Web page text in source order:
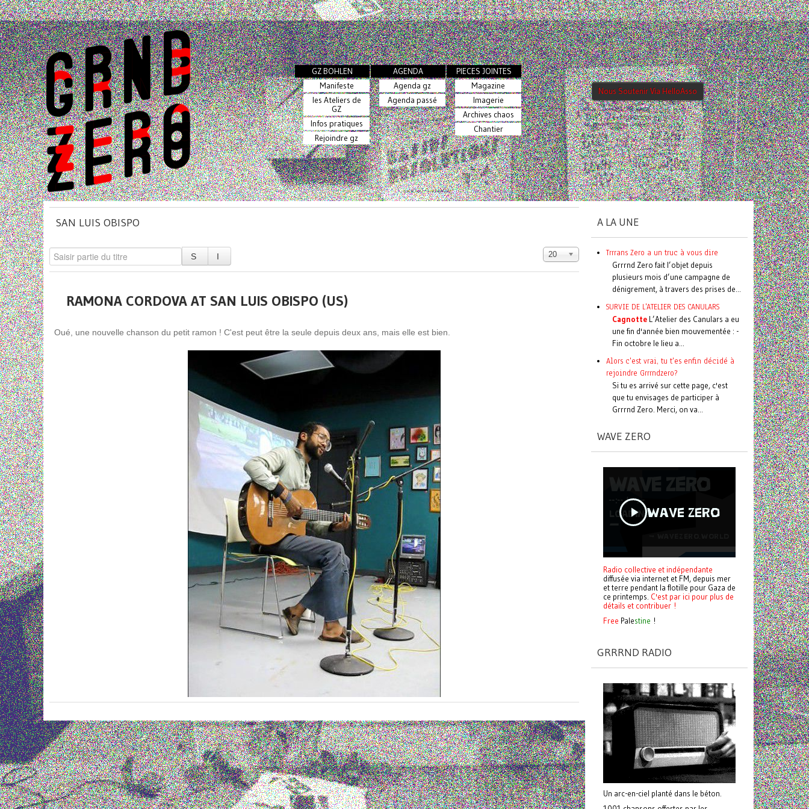
GZ BOHLEN
Manifeste
les Ateliers de
GZ
Infos pratiques
Rejoindre gz
AGENDA
Agenda gz
Agenda passé
PIECES JOINTES
Magazine
Imagerie
Archives chaos
Chantier
Nous Soutenir Via HelloAsso
SAN LUIS OBISPO
20
RAMONA CORDOVA AT SAN LUIS OBISPO (US)
Oué, une nouvelle chanson du petit ramon ! C'est peut être la seule depuis deux ans, mais elle est bien.
A LA UNE
Trrrans Zero a un truc à vous dire
Grrrnd Zero fait l’objet depuis
plusieurs mois d’une campagne de
dénigrement, à travers des prises de...
SURVIE DE L'ATELIER DES CANULARS
Cagnotte L’Atelier des Canulars a eu
une fin d'année bien mouvementée : -
Fin octobre le lieu a...
Alors c'est vrai, tu t'es enfin décidé à
rejoindre Grrrndzero?
Si tu es arrivé sur cette page, c'est
que tu envisages de participer à
Grrrnd Zero. Merci, on va...
WAVE ZERO
Radio collective et indépendante
diffusée via internet et FM, depuis mer
et terre pendant la flotille pour Gaza de
ce printemps. C'est par ici pour plus de
détails et contribuer !
Free Palestine !
GRRRND RADIO
Un arc-en-ciel planté dans le béton.